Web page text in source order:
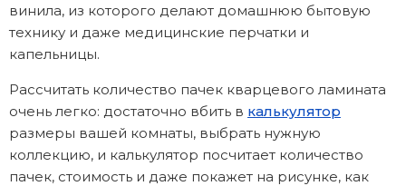
винила, из которого делают домашнюю бытовую
технику и даже медицинские перчатки и
капельницы.
Рассчитать количество пачек кварцевого ламината
очень легко: достаточно вбить в калькулятор
размеры вашей комнаты, выбрать нужную
коллекцию, и калькулятор посчитает количество
пачек, стоимость и даже покажет на рисунке, как